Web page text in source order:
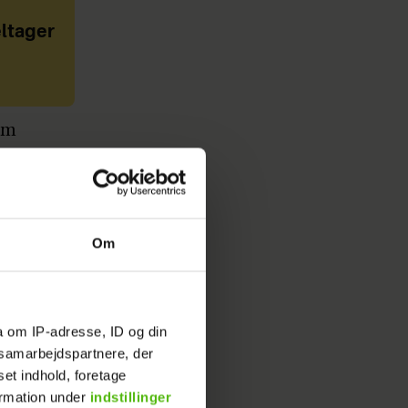
Om
om IP-adresse, ID og din
der
indhold, foretage
under indstillinger
spændt
det